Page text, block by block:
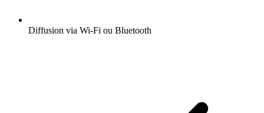
Diffusion via Wi-Fi ou Bluetooth